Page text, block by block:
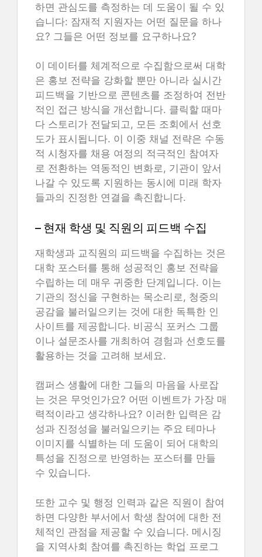
하면 관심도를 측정하는 데 도움이 될 수 있
습니다: 잠재적 지원자는 어떤 질문을 하나
요? 그들은 어떤 정보를 요구하나요?
이 데이터를 체계적으로 수집함으로써 대학
은 홍보 전략을 강화할 뿐만 아니라 실시간
피드백을 기반으로 콘텐츠를 조정하여 전반
적인 접근 방식을 개선합니다. 클릭할 때마
다 스토리가 전달되고, 모든 조회에서 선호
도가 표시됩니다. 이 이중 채널 전략은 수동
적 시청자를 채용 여정의 적극적인 참여자
로 전환하는 역동적인 변화로, 기관이 앞서
나갈 수 있도록 지원하는 동시에 미래 학자
들과의 진정한 연결을 촉진합니다.
– 현재 학생 및 직원의 피드백 수집
재학생과 교직원의 피드백을 수집하는 것은
대학 포스터를 통해 성공적인 홍보 전략을
수립하는 데 매우 귀중한 단계입니다. 이는
기관의 정신을 구현하는 목소리로, 청중의
공감을 불러일으키는 것에 대한 독특한 인
사이트를 제공합니다. 비공식 포커스 그룹
이나 설문조사를 개최하여 경험과 선호도를
활용하는 것을 고려해 보세요.
캠퍼스 생활에 대한 그들의 마음을 사로잡
는 것은 무엇인가요? 어떤 이벤트가 가장 매
력적이라고 생각하나요? 이러한 입력은 감
성과 진정성을 불러일으키는 주요 테마나
이미지를 식별하는 데 도움이 되어 대학의
특성을 진정으로 반영하는 포스터를 만들
수 있습니다.
또한 교수 및 행정 인력과 같은 직원이 참여
하면 다양한 부서에서 학생 참여에 대한 전
체적인 관점을 제공할 수 있습니다. 메시징
을 지역사회 참여를 촉진하는 학업 프로그